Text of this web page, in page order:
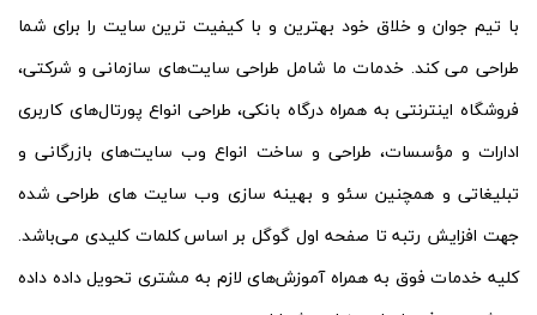
با تیم جوان و خلاق خود بهترین و با کیفیت ترین سایت را برای شما
طراحی می کند. خدمات ما شامل طراحی سایت‌های سازمانی و شرکتی،
فروشگاه اینترنتی به همراه درگاه بانکی، طراحی انواع پورتال‌های کاربری
ادارات و مؤسسات، طراحی و ساخت انواع وب سایت‌های بازرگانی و
تبلیغاتی و همچنین سئو و بهینه سازی وب سایت‌ های طراحی شده
جهت افزایش رتبه تا صفحه اول گوگل بر اساس کلمات کلیدی می‌باشد.
کلیه خدمات فوق به همراه آموزش‌های لازم به مشتری تحویل داده داده